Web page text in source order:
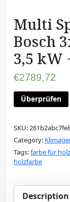
Multi
Bosch
3,5 kW
€2789,72
Überprüfen
SKU:
Category:
Tags:farbe für holz
holzfarbe
Description